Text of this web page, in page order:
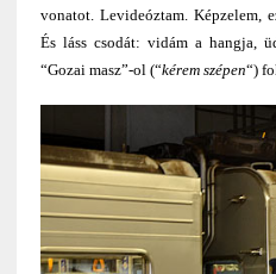
vonatot. Levideóztam. Képzelem,
És láss csodát: vidám a hangja,
“Gozai masz”-ol (“kérem szépen“)